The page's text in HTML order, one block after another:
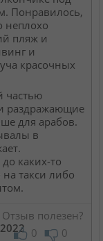
Понравилось,
неплохо
пляж и
и
красочных
частью
раздражающие
для арабов.
в
каких-то
такси либо
Отзыв полезен?
0
0